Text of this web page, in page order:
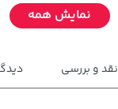
نمایش همه
نقد و بررسی